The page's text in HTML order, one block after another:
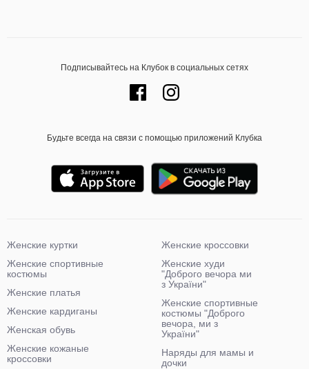
Подписывайтесь на Клубок в социальных сетях
Будьте всегда на связи с помощью приложений Клубка
Женские куртки
Женские спортивные
костюмы
Женские платья
Женские кардиганы
Женская обувь
Женские кожаные
кроссовки
Женские кроссовки
Женские худи
"Доброго вечора ми
з України"
Женские спортивные
костюмы "Доброго
вечора, ми з
України"
Наряды для мамы и
дочки